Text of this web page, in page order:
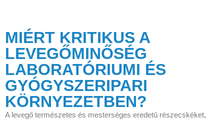
MIÉRT KRITIKUS A
LEVEGŐMINŐSÉG
LABORATÓRIUMI ÉS
GYÓGYSZERIPARI
KÖRNYEZETBEN?
A levegő természetes és mesterséges eredetű részecskéket,